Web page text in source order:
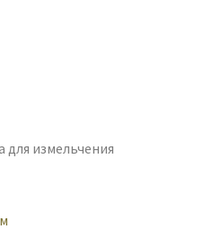
для измельчения